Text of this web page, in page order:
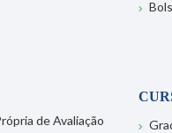
de Avaliação